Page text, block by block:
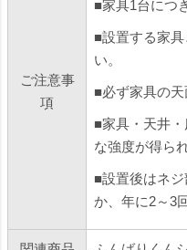
ご注意事
項
■家具1台につ
■設置する家
い。
■必ず家具の天
■家具・天井
な強度が得ら
■設置後はネ
か、年に2～3